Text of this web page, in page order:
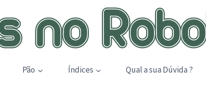
Pão Índices Qual a sua Dúvida ?